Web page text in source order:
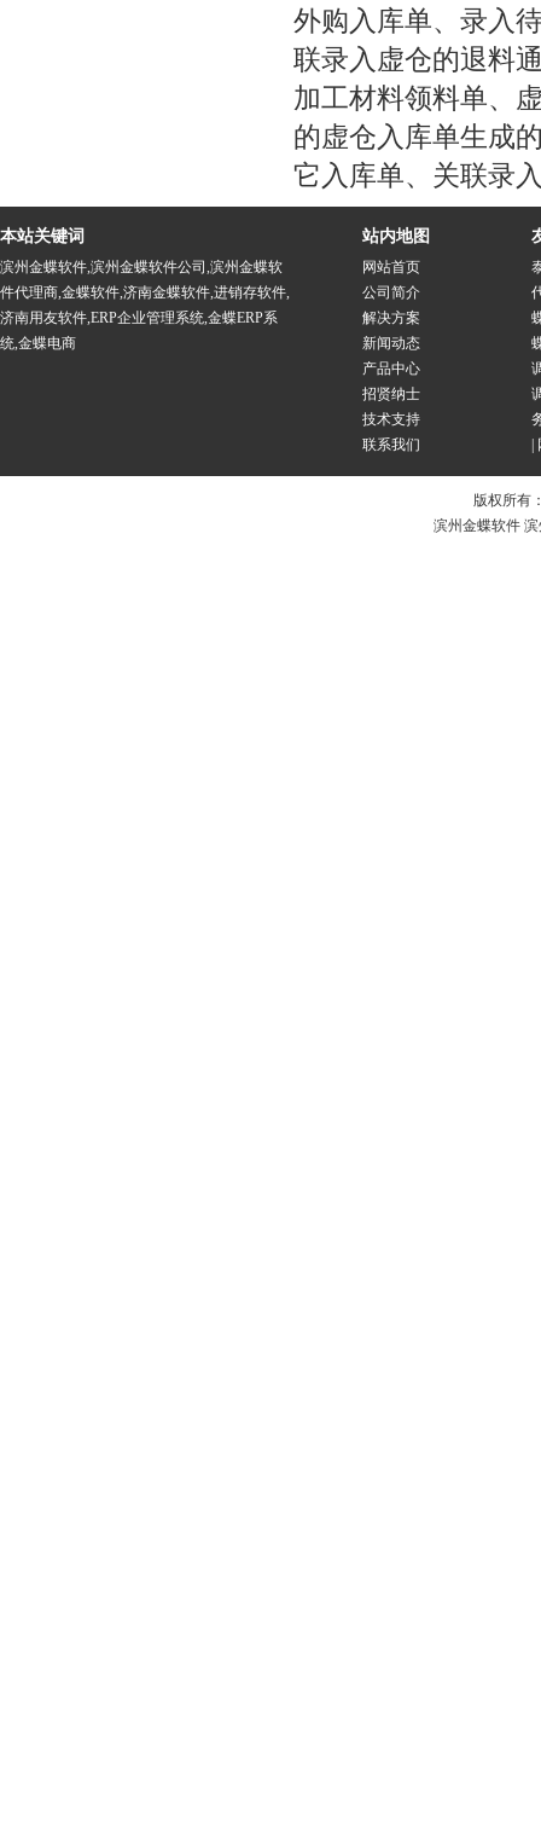
外购入库单、录入
联录入虚仓的退料
加工材料领料单、
的虚仓入库单生成
它入库单、关联录
本站关键词
滨州金蝶软件,滨州金蝶软件公司 ,滨州金蝶软
件代理商,金蝶软件,济南金蝶软件,进销存软件,
济南用友软件,ERP企业管理系统,金蝶ERP系
统,金蝶电商
站内地图
网站首页
公司简介
解决方案
新闻动态
产品中心
招贤纳士
技术支持
联系我们
版权所有
滨州金蝶软件